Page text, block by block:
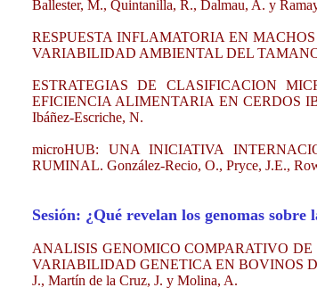
Ballester, M., Quintanilla, R., Dalmau, A. y
RESPUESTA INFLAMATORIA EN
VARIABILIDAD AMBIENTAL DEL TAMANO
ESTRATEGIAS DE CLASIFICACION
EFICIENCIA ALIMENTARIA EN CERDOS
Ibáñez-Escriche, N.
microHUB: UNA INICIATIVA
RUMINAL. González-Recio, O., Pryce, J.E.,
Sesión: ¿Qué revelan los genomas
ANALISIS GENOMICO COMPARATIVO
VARIABILIDAD GENETICA EN BOVINOS
J., Martín de la Cruz, J. y Molina, A.